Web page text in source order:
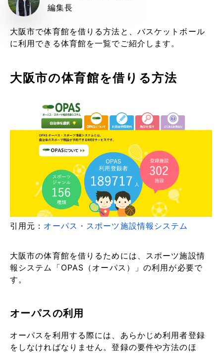
編集長
大阪市で体育館を借りる方法と、バスケットボール
に利用できる体育館を一覧でご紹介します。
大阪市の体育館を借りる方法
引用元： オーパス・スポーツ施設情報システム
大阪市の体育館を借りるためには、スポーツ施設情
報システム「OPAS（オーパス）」の利用が必要で
す。
オーパスの利用
オーパスを利用する際には、あらかじめ利用者登録
をしなければなりません。登録の要件や方法のほ